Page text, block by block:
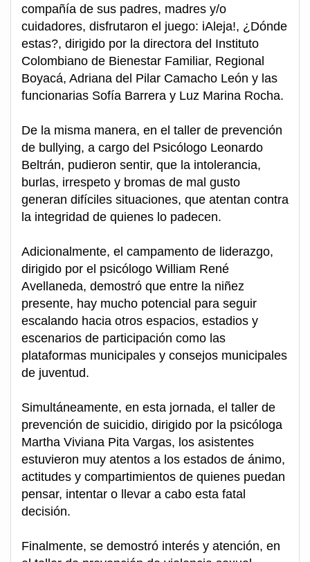
compañía de sus padres, madres y/o
cuidadores, disfrutaron el juego: iAleja!, ¿Dónde
estas?, dirigido por la directora del Instituto
Colombiano de Bienestar Familiar, Regional
Boyacá, Adriana del Pilar Camacho León y las
funcionarias Sofía Barrera y Luz Marina Rocha.
De la misma manera, en el taller de prevención
de bullying, a cargo del Psicólogo Leonardo
Beltrán, pudieron sentir, que la intolerancia,
burlas, irrespeto y bromas de mal gusto
generan difíciles situaciones, que atentan contra
la integridad de quienes lo padecen.
Adicionalmente, el campamento de liderazgo,
dirigido por el psicólogo William René
Avellaneda, demostró que entre la niñez
presente, hay mucho potencial para seguir
escalando hacia otros espacios, estadios y
escenarios de participación como las
plataformas municipales y consejos municipales
de juventud.
Simultáneamente, en esta jornada, el taller de
prevención de suicidio, dirigido por la psicóloga
Martha Viviana Pita Vargas, los asistentes
estuvieron muy atentos a los estados de ánimo,
actitudes y compartimientos de quienes puedan
pensar, intentar o llevar a cabo esta fatal
decisión.
Finalmente, se demostró interés y atención, en